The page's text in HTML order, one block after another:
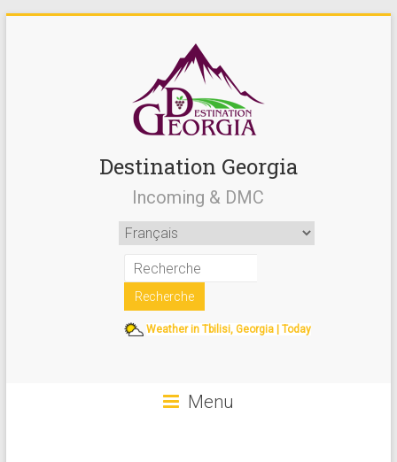
Destination Georgia
Incoming & DMC
Weather in Tbilisi, Georgia | Today
Menu